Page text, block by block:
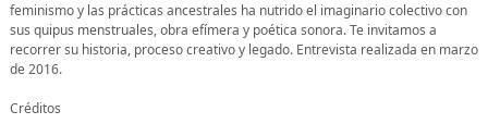
feminismo y las prácticas ancestrales ha nutrido el imaginario colectivo con
sus quipus menstruales, obra efímera y poética sonora. Te invitamos a
recorrer su historia, proceso creativo y legado. Entrevista realizada en marzo
de 2016.
Créditos